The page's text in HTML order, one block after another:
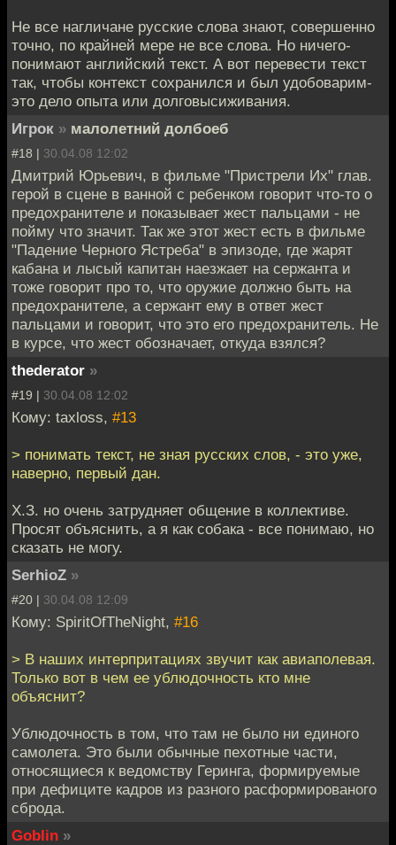
Не все нагличане русские слова знают, совершенно
точно, по крайней мере не все слова. Но ничего-
понимают английский текст. А вот перевести текст
так, чтобы контекст сохранился и был удобоварим-
это дело опыта или долговысиживания.
Игрок » малолетний долбоеб
#18 | 30.04.08 12:02
Дмитрий Юрьевич, в фильме "Пристрели Их" глав.
герой в сцене в ванной с ребенком говорит что-то о
предохранителе и показывает жест пальцами - не
пойму что значит. Так же этот жест есть в фильме
"Падение Черного Ястреба" в эпизоде, где жарят
кабана и лысый капитан наезжает на сержанта и
тоже говорит про то, что оружие должно быть на
предохранителе, а сержант ему в ответ жест
пальцами и говорит, что это его предохранитель. Не
в курсе, что жест обозначает, откуда взялся?
thederator »
#19 | 30.04.08 12:02
Кому: taxloss, #13
> понимать текст, не зная русских слов, - это уже,
наверно, первый дан.
Х.З. но очень затрудняет общение в коллективе.
Просят объяснить, а я как собака - все понимаю, но
сказать не могу.
SerhioZ »
#20 | 30.04.08 12:09
Кому: SpiritOfTheNight, #16
> В наших интерпритациях звучит как авиаполевая.
Только вот в чем ее ублюдочность кто мне
объяснит?
Ублюдочность в том, что там не было ни единого
самолета. Это были обычные пехотные части,
относящиеся к ведомству Геринга, формируемые
при дефиците кадров из разного расформированого
сброда.
Goblin »